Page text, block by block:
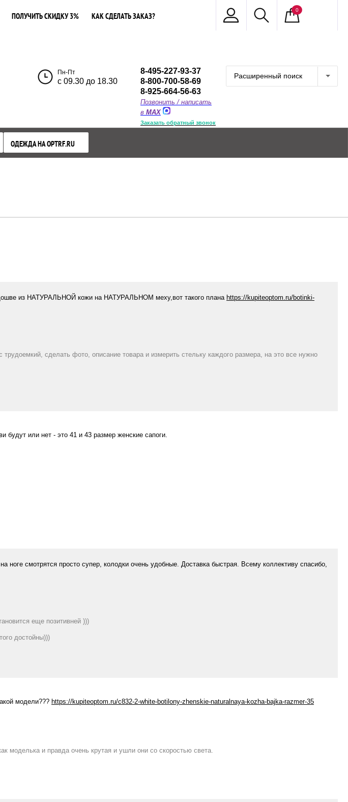
0
ПОЛУЧИТЬ СКИДКУ 3% КАК СДЕЛАТЬ ЗАКАЗ?
Расширенный поиск
8-495-227-93-37
8-800-700-58-69
8-925-664-56-63
Позвонить / написать
в MAX
Заказать обратный звонок
Пн-Пт
с 09.30 до 18.30
ОДЕЖДА НА OPTRF.RU
из НАТУРАЛЬНОЙ кожи на НАТУРАЛЬНОМ меху,вот такого плана https://kupiteoptom.ru/botinki-
сделать фото, описание товара и измерить стельку каждого размера, на это все нужно
будут или нет - это 41 и 43 размер женские сапоги.
смотрятся просто супер, колодки очень удобные. Доставка быстрая. Всему коллективу спасибо,
еще позитивней )))
достойны)))
модели??? https://kupiteoptom.ru/c832-2-white-botilony-zhenskie-naturalnaya-kozha-bajka-razmer-35
моделька и правда очень крутая и ушли они со скоростью света.